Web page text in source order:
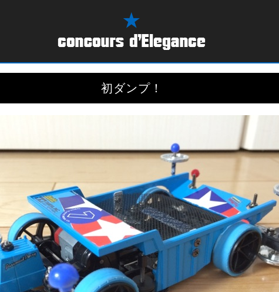
初ダンプ！